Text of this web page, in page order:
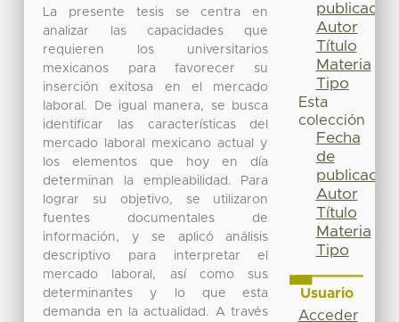
La presente tesis se centra en
analizar las capacidades que
requieren los universitarios
mexicanos para favorecer su
inserción exitosa en el mercado
laboral. De igual manera, se busca
identificar las características del
mercado laboral mexicano actual y
los elementos que hoy en día
determinan la empleabilidad. Para
lograr su objetivo, se utilizaron
fuentes documentales de
información, y se aplicó análisis
descriptivo para interpretar el
mercado laboral, así como sus
determinantes y lo que esta
demanda en la actualidad. A través
publicación
Autor
Título
Materia
Tipo
Esta
colección
Fecha
de
publicación
Autor
Título
Materia
Tipo
Usuario
Acceder